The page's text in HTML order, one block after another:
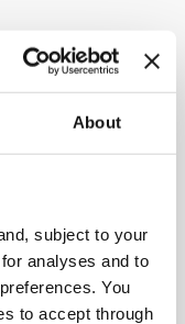
About
subject to your
analyses and to
You
to accept through